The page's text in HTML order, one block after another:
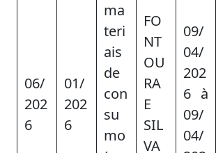
06/
202
6
01/
202
6
ma
teri
ais
de
con
su
mo
FO
NT
OU
RA
E
SIL
VA
09/
04/
202
6 à
09/
04/